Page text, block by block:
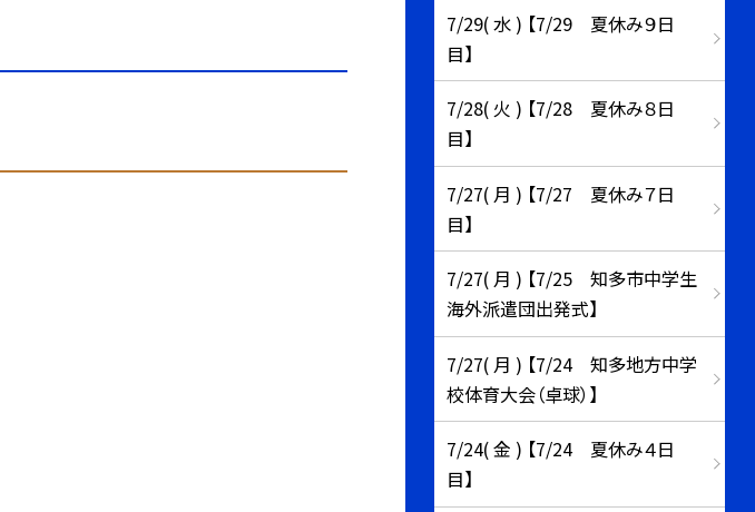
7/29( 水 ) 【7/29 夏休み９日
目】
7/28( 火 ) 【7/28 夏休み８日
目】
7/27( 月 ) 【7/27 夏休み７日
目】
7/27( 月 ) 【7/25 知多市中学生
海外派遣団出発式】
7/27( 月 ) 【7/24 知多地方中学
校体育大会（卓球）】
7/24( 金 ) 【7/24 夏休み４日
目】